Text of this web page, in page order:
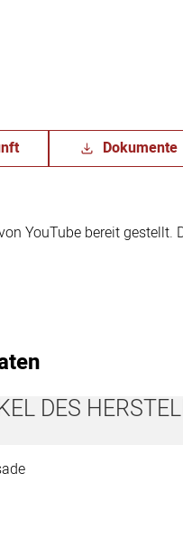
Dokumente
YouTube bereit
DES